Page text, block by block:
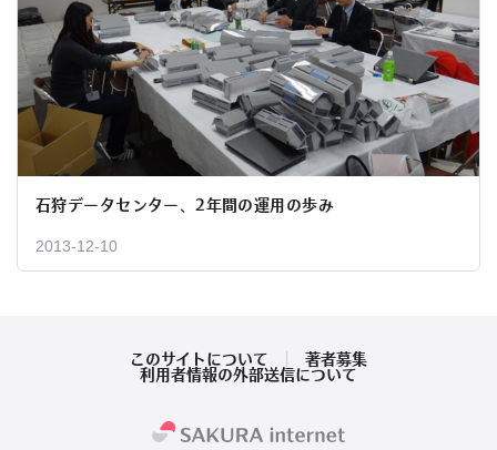
石狩データセンター、2年間の運用の歩み
2013-12-10
このサイトについて
著者募集
利用者情報の外部送信について